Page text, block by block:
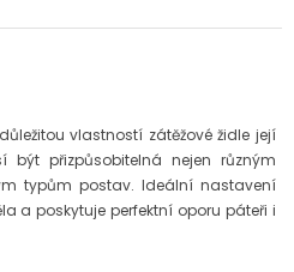
vlastností zátěžové židle její
být přizpůsobitelná nejen různým
typům postav. Ideální nastavení
a poskytuje perfektní oporu páteři i